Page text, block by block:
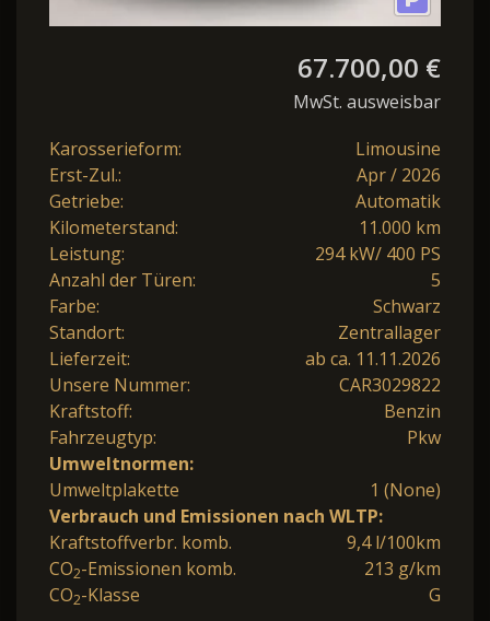
67.700,00 €
MwSt. ausweisbar
Karosserieform:
Limousine
Erst-Zul.:
Apr / 2026
Getriebe:
Automatik
Kilometerstand:
11.000 km
Leistung:
294 kW/ 400 PS
Anzahl der Türen:
5
Farbe:
Schwarz
Standort:
Zentrallager
Lieferzeit:
ab ca. 11.11.2026
Unsere Nummer:
CAR3029822
Kraftstoff:
Benzin
Fahrzeugtyp:
Pkw
Umweltnormen:
Umweltplakette
1 (None)
Verbrauch und Emissionen nach WLTP:
Kraftstoffverbr. komb.
9,4 l/100km
CO2-Emissionen komb.
213 g/km
CO2-Klasse G